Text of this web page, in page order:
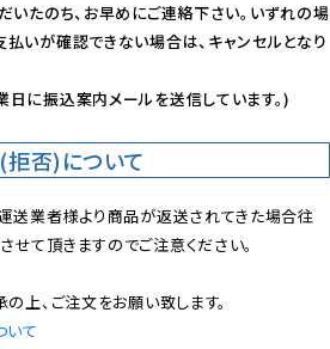
いたのち、お早めにご連絡下さい。いずれの場
いが確認できない場合は、キャンセルとなり
に振込案内メールを送信しています。)
否)について
送業者様より商品が返送されてきた場合往
て頂きますのでご注意ください。
いて